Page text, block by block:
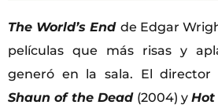
The World’s End de Edgar
películas que más risas y
generó en la sala. El director
Shaun of the Dead(2004) yHot